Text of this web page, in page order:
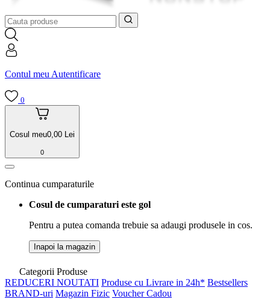
Contul meu Autentificare
0
Cosul meu0,00 Lei
0
Continua cumparaturile
Cosul de cumparaturi este gol
Pentru a putea comanda trebuie sa adaugi produsele in cos.
Inapoi la magazin
Categorii Produse
REDUCERI NOUTATI Produse cu Livrare in 24h* Bestsellers
BRAND-uri Magazin Fizic Voucher Cadou